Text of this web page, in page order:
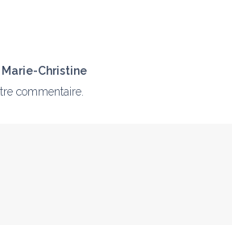
Christine
commentaire.